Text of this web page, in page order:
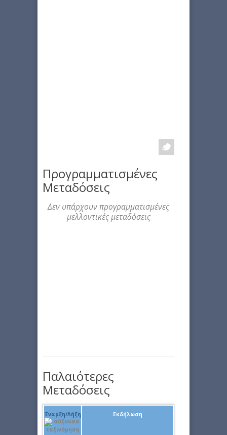
Προγραμματισμένες
Μεταδόσεις
Δεν υπάρχουν προγραμματισμένες
μελλοντικές μεταδόσεις
Παλαιότερες
Μεταδόσεις
Έναρξη/Λήξη Εκδήλωση